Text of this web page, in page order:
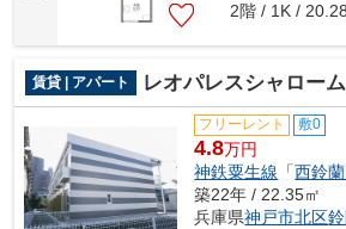
2階 / 1K /
賃貸 | アパート レオパレスシャローム
フリーレント 敷0
4.8万円
神鉄粟生線 「西鈴
築22年 / 22.35㎡
兵庫県神戸市北区